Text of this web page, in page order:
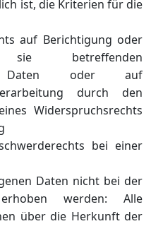
ist, die Kriterien für die
auf Berichtigung oder
betreffenden
Daten oder auf
durch den
Widerspruchsrechts
bei einer
Daten nicht bei der
werden: Alle
über die Herkunft der